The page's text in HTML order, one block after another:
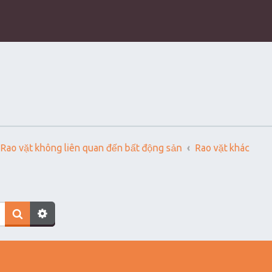
Rao vặt không liên quan đến bất động sản Rao vặt khác